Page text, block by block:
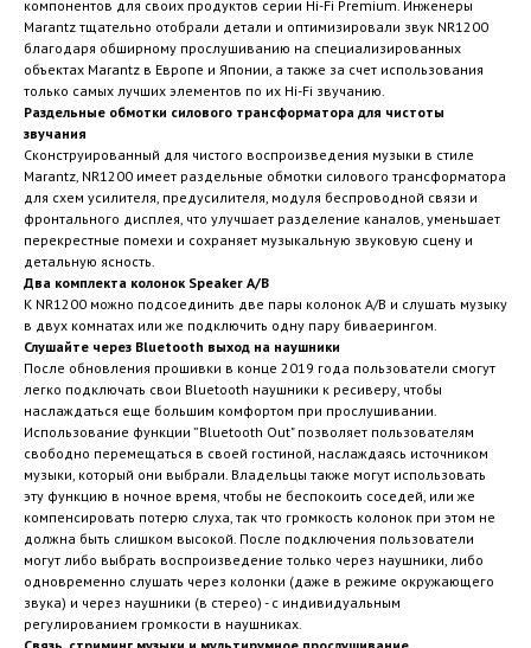
компонентов для своих продуктов серии Hi-Fi Premium. Инженеры
Marantz тщательно отобрали детали и оптимизировали звук NR1200
благодаря обширному прослушиванию на специализированных
объектах Marantz в Европе и Японии, а также за счет использования
только самых лучших элементов по их Hi-Fi звучанию.
Раздельные обмотки силового трансформатора для чистоты
звучания
Сконструированный для чистого воспроизведения музыки в стиле
Marantz, NR1200 имеет раздельные обмотки силового трансформатора
для схем усилителя, предусилителя, модуля беспроводной связи и
фронтального дисплея, что улучшает разделение каналов, уменьшает
перекрестные помехи и сохраняет музыкальную звуковую сцену и
детальную ясность.
Два комплекта колонок Speaker A/B
К NR1200 можно подсоединить две пары колонок A/B и слушать музыку
в двух комнатах или же подключить одну пару биваерингом.
Слушайте через Bluetooth выход на наушники
После обновления прошивки в конце 2019 года пользователи смогут
легко подключать свои Bluetooth наушники к ресиверу, чтобы
наслаждаться еще большим комфортом при прослушивании.
Использование функции ”Bluetooth Out" позволяет пользователям
свободно перемещаться в своей гостиной, наслаждаясь источником
музыки, который они выбрали. Владельцы также могут использовать
эту функцию в ночное время, чтобы не беспокоить соседей, или же
компенсировать потерю слуха, так что громкость колонок при этом не
должна быть слишком высокой. После подключения пользователи
могут либо выбрать воспроизведение только через наушники, либо
одновременно слушать через колонки (даже в режиме окружающего
звука) и через наушники (в стерео) - с индивидуальным
регулированием громкости в наушниках.